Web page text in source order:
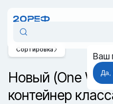
Ваш
Да,
Новый (One
контейнер
Сортировка